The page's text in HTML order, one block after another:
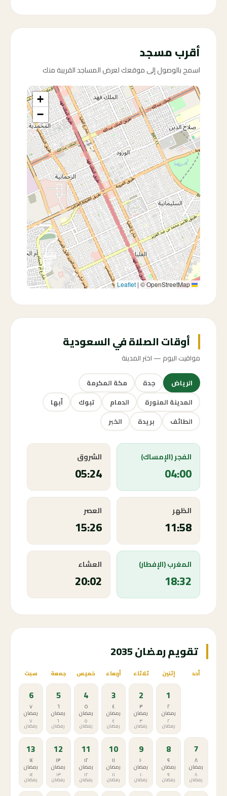
أقرب مسجد
اسمح بالوصول إلى موقعك لعرض المساجد القريبة منك
+
−
Leaflet
| © OpenStreetMap
أوقات الصلاة في السعودية
مواقيت اليوم — اختر المدينة
الرياض جدة
مكة المكرمة
المدينة المنورة
الدمام تبوك
أبها
الطائف
بريدة الخبر
الفجر (الإمساك)
04:00
الشروق
05:24
الظهر
11:58
العصر
15:26
المغرب (الإفطار)
18:32
العشاء
20:02
تقويم رمضان 2035
أحد إثنين ثلاثاء أربعاء خميس جمعة سبت
1
٢
رمضان
٢
رمضان
2
٣
رمضان
٣
رمضان
3
٤
رمضان
٤
رمضان
4
٥
رمضان
٥
رمضان
5
٦
رمضان
٦
رمضان
6
٧
رمضان
٧
رمضان
7
٨
رمضان
٨
رمضان
8
٩
رمضان
٩
رمضان
9
١٠
رمضان
١٠
رمضان
10
١١
رمضان
١١
رمضان
11
١٢
رمضان
١٢
رمضان
12
١٣
رمضان
١٣
رمضان
13
١٤
رمضان
١٤
رمضان